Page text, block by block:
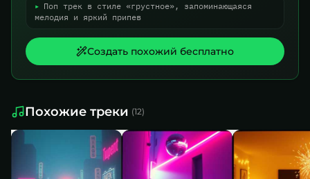
▸ Поп трек в стиле «грустное», запоминающаяся
мелодия и яркий припев
Создать похожий бесплатно
Похожие треки (12)